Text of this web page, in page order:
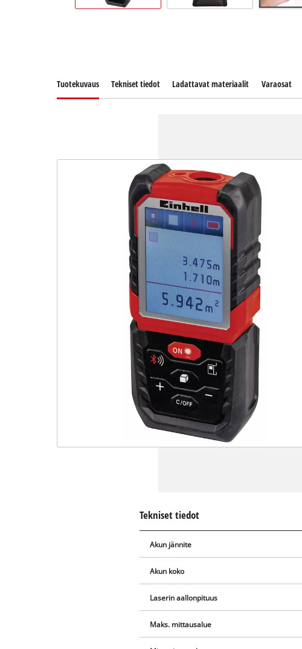
Tuotekuvaus Tekniset tiedot Ladattavat materiaalit Varaosat
Tekniset tiedot
Akun jännite
Akun koko
Laserin aallonpituus
Maks. mittausalue